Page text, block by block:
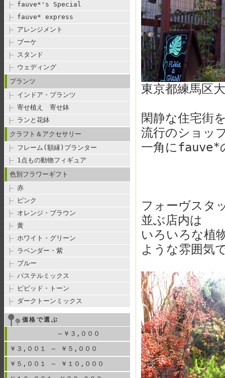
fauve*'s Special
fauve* express
アレンジメント
ブーケ
スタンド
ウェディング
プランツ
インドア・プランツ
寄せ植え 寄せ鉢
ランと花鉢
クラフト＆アクセサリー
フレーム(額縁)プランター
1点もの動物フィギュア
色別フラワーギフト
赤
ピンク
オレンジ・ブラウン
黄
ホワイト・グリーン
ラベンダー・紫
ブルー
パステルミックス
ビビッド・トーン
ダークトーンミックス
価格で選ぶ
～￥３,０００
￥３,００１ ～ ￥５,０００
￥５,００１ ～ ￥１０,０００
東京都練馬区
閑静な住宅街
流行のショッ
一角にfauve*
フォーヴスタ
並ぶ店内は
いろいろな植
ような雰囲気